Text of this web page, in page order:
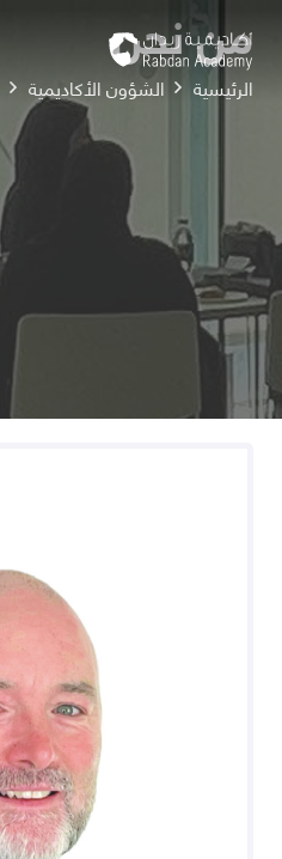
من نحن
الرئيسية الشؤون الأكاديمية